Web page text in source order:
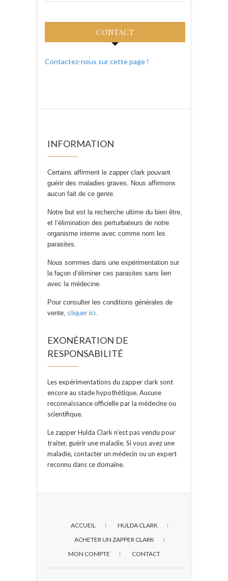
CONTACT
Contactez-nous sur cette page !
INFORMATION
Certains affirment le zapper clark pouvant
guérir des maladies graves. Nous affirmons
aucun fait de ce genre.
Notre but est la recherche ultime du bien être,
et l’élimination des perturbateurs de notre
organisme interne avec comme nom les
parasites.
Nous sommes dans une expérimentation sur
la façon d’éliminer ces parasites sans lien
avec la médecine.
Pour consulter les conditions générales de
vente, cliquer ici.
EXONÉRATION DE
RESPONSABILITÉ
Les expérimentations du zapper clark sont
encore au stade hypothétique. Aucune
reconnaissance officielle par la médecine ou
scientifique.
Le zapper Hulda Clark n’est pas vendu pour
traiter, guérir une maladie. Si vous avez une
maladie, contacter un médecin ou un expert
reconnu dans ce domaine.
ACCUEIL
HULDA CLARK
ACHETER UN ZAPPER CLARK
MON COMPTE
CONTACT